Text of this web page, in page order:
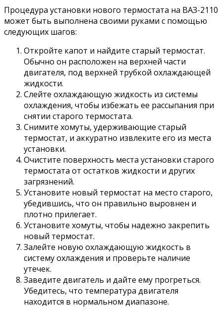
Процедура установки нового термостата на ВАЗ-2110
может быть выполнена своими руками с помощью
следующих шагов:
Откройте капот и найдите старый термостат.
Обычно он расположен на верхней части
двигателя, под верхней трубкой охлаждающей
жидкости.
Слейте охлаждающую жидкость из системы
охлаждения, чтобы избежать ее рассыпания при
снятии старого термостата.
Снимите хомуты, удерживающие старый
термостат, и аккуратно извлеките его из места
установки.
Очистите поверхность места установки старого
термостата от остатков жидкости и других
загрязнений.
Установите новый термостат на место старого,
убедившись, что он правильно выровнен и
плотно прилегает.
Установите хомуты, чтобы надежно закрепить
новый термостат.
Залейте новую охлаждающую жидкость в
систему охлаждения и проверьте наличие
утечек.
Заведите двигатель и дайте ему прогреться.
Убедитесь, что температура двигателя
находится в нормальном диапазоне.